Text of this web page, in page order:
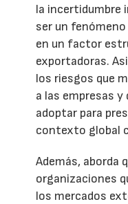
la incertidumbre
ser un
en un factor
exportadoras.
los riesgos que
a las empresas y
adoptar para
contexto global
Además, aborda
organizaciones
los mercados